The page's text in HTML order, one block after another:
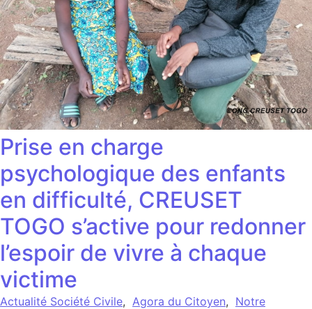
Prise en charge
psychologique des enfants
en difficulté, CREUSET
TOGO s’active pour redonner
l’espoir de vivre à chaque
victime
Actualité Société Civile, Agora du Citoyen, Notre